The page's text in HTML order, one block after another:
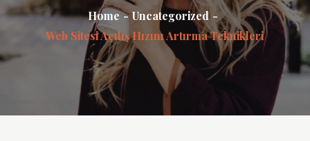
Home
Uncategorized
Web Sitesi Açılış Hızını Artırma Teknikleri